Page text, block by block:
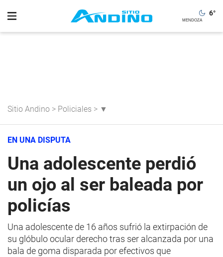
6°
Sitio Andino > Policiales > ▼
EN UNA DISPUTA
Una adolescente perdió
un ojo al ser baleada por
policías
Una adolescente de 16 años sufrió la extirpación de
su glóbulo ocular derecho tras ser alcanzada por una
bala de goma disparada por efectivos que